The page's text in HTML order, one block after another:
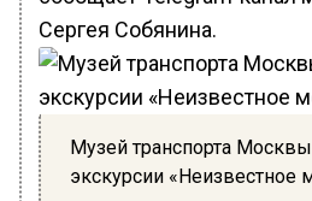
Сергея Собянина.
Музей транспорта
экскурсии «Неизвестное